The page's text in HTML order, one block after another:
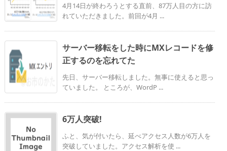
4月14日が終わろうとする直前、87万人目の方に訪
れていただきました。前回が4月 ...
サーバー移転をした時にMXレコードを修
正するのを忘れてた
先日、サーバー移転しました。無事に使えると思っ
ていました。 ところが、WordP ...
6万人突破!
ふと、気が付いたら、延べアクセス人数が6万人を
突破していました。アクセス解析を使 ...